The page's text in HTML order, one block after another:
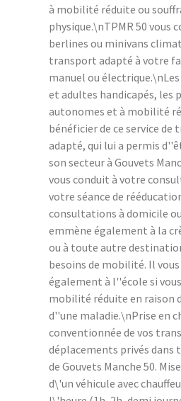
à mobilité réduite ou
physique.\nTPMR 50 vous
berlines ou minivans
transport adapté à votre
manuel ou
et adultes handicapés, les
autonomes et à mobilité
bénéficier de ce service
adapté, qui lui a permis
son secteur à Gouvets
vous conduit à votre
votre séance de
consultations à domicile
emmène également à la
ou à toute autre
besoins de mobilité. Il
également à l''école si
mobilité réduite en raison
d''une maladie.\nPrise en
conventionnée de vos
déplacements privés dans
de Gouvets Manche 50.
d\'un véhicule avec